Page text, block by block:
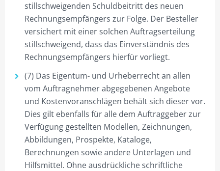
stillschweigenden Schuldbeitritt des neuen
Rechnungsempfängers zur Folge. Der Besteller
versichert mit einer solchen Auftragserteilung
stillschweigend, dass das Einverständnis des
Rechnungsempfängers hierfür vorliegt.
(7) Das Eigentum- und Urheberrecht an allen
vom Auftragnehmer abgegebenen Angebote
und Kostenvoranschlägen behält sich dieser vor.
Dies gilt ebenfalls für alle dem Auftraggeber zur
Verfügung gestellten Modellen, Zeichnungen,
Abbildungen, Prospekte, Kataloge,
Berechnungen sowie andere Unterlagen und
Hilfsmittel. Ohne ausdrückliche schriftliche